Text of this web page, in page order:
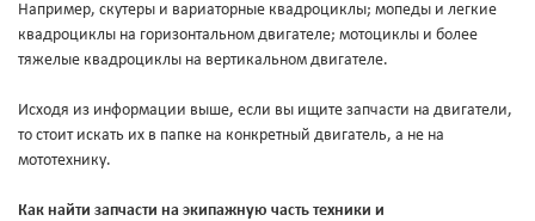
Например, скутеры и вариаторные квадроциклы; мопеды и легкие
квадроциклы на горизонтальном двигателе; мотоциклы и более
тяжелые квадроциклы на вертикальном двигателе.
Исходя из информации выше, если вы ищите запчасти на двигатели,
то стоит искать их в папке на конкретный двигатель, а не на
мототехнику.
Как найти запчасти на экипажную часть техники и